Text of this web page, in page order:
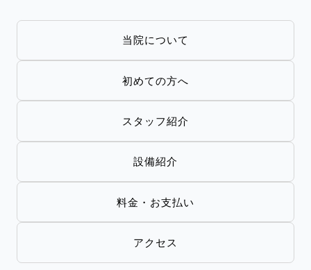
当院について
初めての方へ
スタッフ紹介
設備紹介
料金・お支払い
アクセス